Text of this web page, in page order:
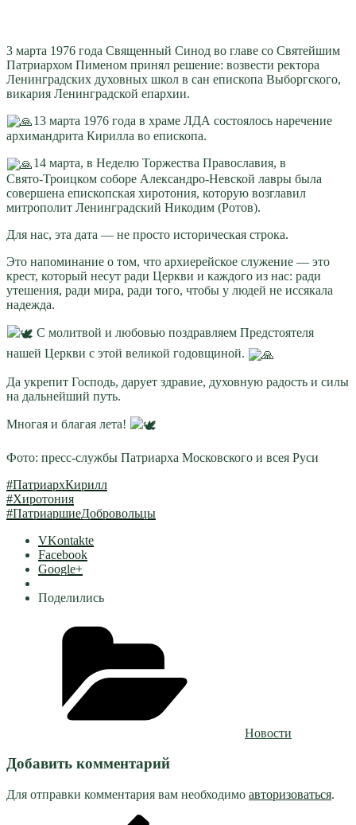
3 марта 1976 года Священный Синод во главе со Святейшим
Патриархом Пименом принял решение: возвести ректора
Ленинградских духовных школ в сан епископа Выборгского,
викария Ленинградской епархии.
13 марта 1976 года в храме ЛДА состоялось наречение
архимандрита Кирилла во епископа.
14 марта, в Неделю Торжества Православия, в
Свято‑Троицком соборе Александро‑Невской лавры была
совершена епископская хиротония, которую возглавил
митрополит Ленинградский Никодим (Ротов).
Для нас, эта дата — не просто историческая строка.
Это напоминание о том, что архиерейское служение — это
крест, который несут ради Церкви и каждого из нас: ради
утешения, ради мира, ради того, чтобы у людей не иссякала
надежда.
С молитвой и любовью поздравляем Предстоятеля
нашей Церкви с этой великой годовщиной.
Да укрепит Господь, дарует здравие, духовную радость и силы
на дальнейший путь.
Многая и благая лета!
Фото: пресс-службы Патриарха Московского и всея Руси
#ПатриархКирилл
#Хиротония
#ПатриаршиеДобровольцы
VKontakte
Facebook
Google+
Поделились
Новости
Добавить комментарий
Для отправки комментария вам необходимо авторизоваться.